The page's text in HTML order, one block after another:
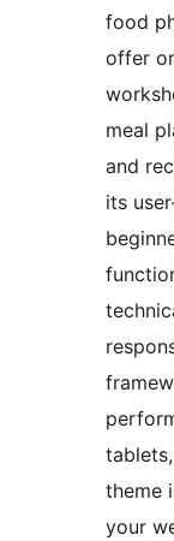
food
offer
meal
and
its
theme
your